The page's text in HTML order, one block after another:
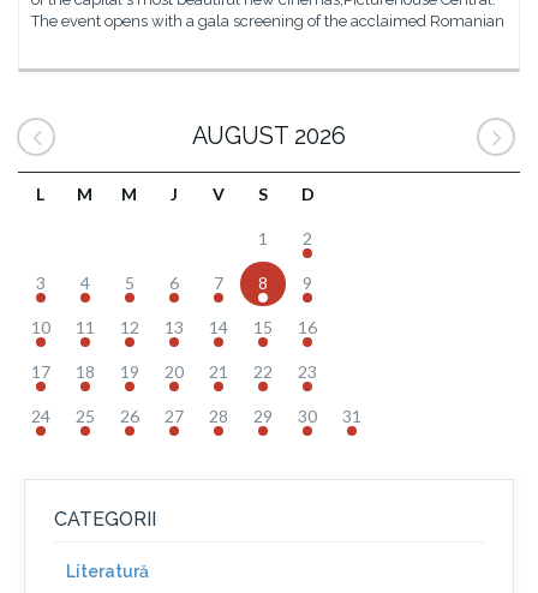
The event opens with a gala screening of the acclaimed Romanian
AUGUST 2026
L M M J V S D
1 2
3 4 5 6 7 8 9
10 11 12 13 14 15 16
17 18 19 20 21 22 23
24 25 26 27 28 29 30 31
CATEGORII
Literatură